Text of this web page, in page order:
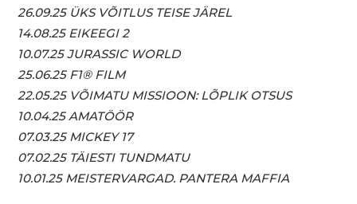
26.09.25 ÜKS VÕITLUS TEISE JÄREL
14.08.25 EIKEEGI 2
10.07.25 JURASSIC WORLD
25.06.25 F1® FILM
22.05.25 VÕIMATU MISSIOON: LÕPLIK OTSUS
10.04.25 AMATÖÖR
07.03.25 MICKEY 17
07.02.25 TÄIESTI TUNDMATU
10.01.25 MEISTERVARGAD. PANTERA MAFFIA